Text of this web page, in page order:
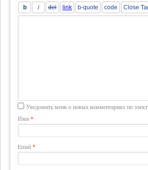
Уведомить меня о новых комментариях по
Имя *
Email *